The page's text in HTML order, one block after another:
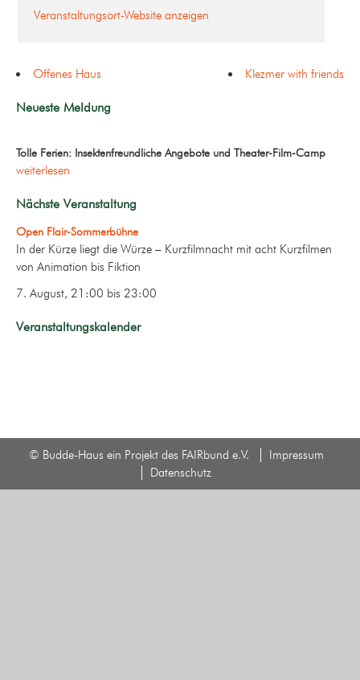
Veranstaltungsort-Website anzeigen
Offenes Haus Klezmer with friends
Neueste Meldung
Tolle Ferien: Insektenfreundliche Angebote und Theater-Film-Camp
weiterlesen
Nächste Veranstaltung
Open Flair-Sommerbühne
In der Kürze liegt die Würze – Kurzfilmnacht mit acht Kurzfilmen
von Animation bis Fiktion
7. August, 21:00 bis 23:00
Veranstaltungskalender
© Budde-Haus ein Projekt des FAIRbund e.V.
Impressum
Datenschutz